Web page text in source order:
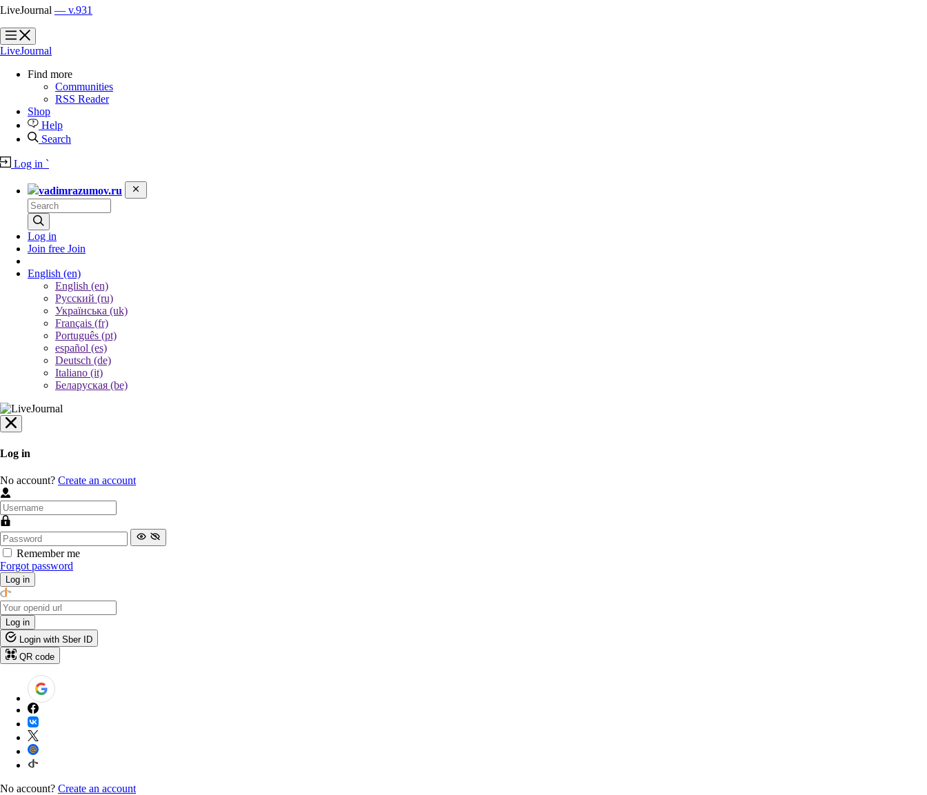
LiveJournal — v.931
?
?
LiveJournal
Find more
Communities
RSS Reader
Shop
Help
Search
Log in `
vadimrazumov.ru
Log in
Join free Join
English (en)
English (en)
Русский (ru)
Українська (uk)
Français (fr)
Português (pt)
español (es)
Deutsch (de)
Italiano (it)
Беларуская (be)
Log in
No account? Create an account
Remember me
Forgot password
Log in
Log in
Login with Sber ID
QR code
No account? Create an account